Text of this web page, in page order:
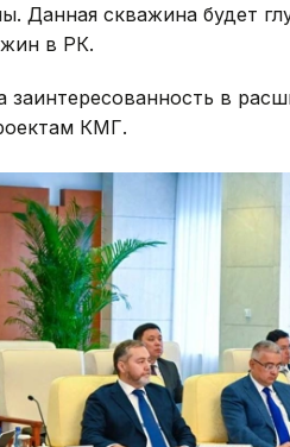
Данная скважина будет
в РК.
заинтересованность в
КМГ.